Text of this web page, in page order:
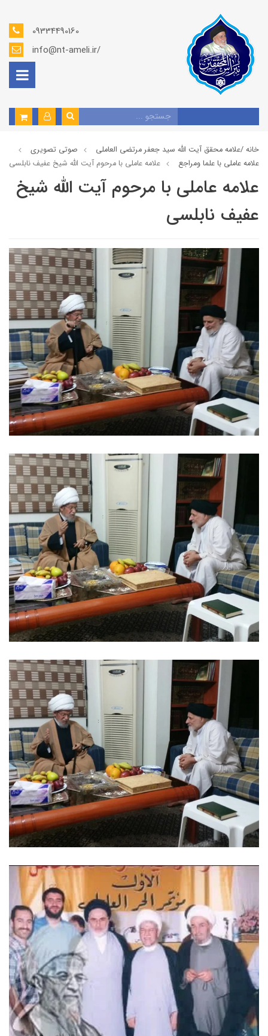
09334490160
info@nt-ameli.ir/
خانه /علامه محقق آیت الله سید جعفر مرتضی العاملی
صوتي تصويري
علامه عاملي با علما ومراجع
علامه عاملی با مرحوم آيت الله شيخ عفيف نابلسي
علامه عاملی با مرحوم آيت الله شيخ
عفيف نابلسي